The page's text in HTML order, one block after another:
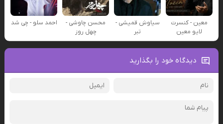
معین - کنسرت
لایو معین
سیاوش قمیشی -
تبر
محسن چاوشی -
چهل روز
احمد سلو - چی شد
دیدگاه خود را بگذارید